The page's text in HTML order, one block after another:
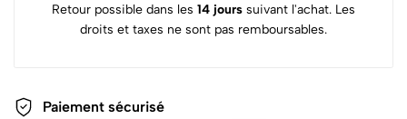
Retour possible dans les 14 jours suivant l'achat. Les
droits et taxes ne sont pas remboursables.
Paiement sécurisé